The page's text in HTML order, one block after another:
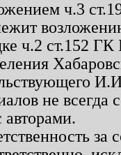
ч.3
ч.2 ст.152
не
авторами.